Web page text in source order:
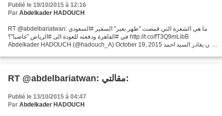
Publié le 19/10/2015 à 12:16
Par Abdelkader HADOUCH
RT @abdelbariatwan: ما هي الشعرة التي قمصت "ظهر بعير" السفير #السعودي
في #القاهرة ودفعته للعودة الى #الرياض "غاضبا"؟ http://t.co/fT3Q9mLibB
Abdelkader HADOUCH (@hadouch_A) October 19, 2015 ان يغادر السيد احمد
RT @abdelbariatwan: مقالتي:
Publié le 13/10/2015 à 04:47
Par Abdelkader HADOUCH